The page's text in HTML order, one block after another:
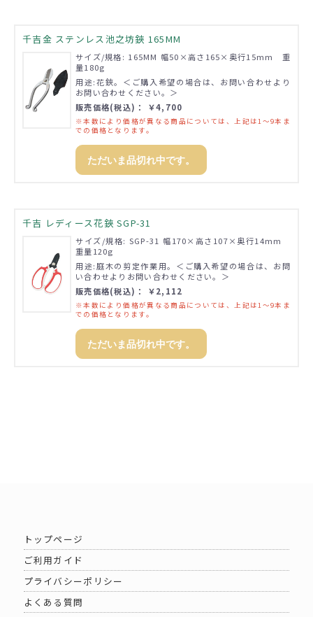
千吉金 ステンレス池之坊鋏 165MM
サイズ/規格: 165MM 幅50×高さ165×奥行15mm 重
量180g
用途:花鋏。＜ご購入希望の場合は、お問い合わせより
お問い合わせください。＞
販売価格(税込)： ￥4,700
※本数により価格が異なる商品については、上記は1～9本ま
での価格となります。
ただいま品切れ中です。
千吉 レディース花鋏 SGP-31
サイズ/規格: SGP-31 幅170×高さ107×奥行14mm
重量120g
用途:庭木の剪定作業用。＜ご購入希望の場合は、お問
い合わせよりお問い合わせください。＞
販売価格(税込)： ￥2,112
※本数により価格が異なる商品については、上記は1～9本ま
での価格となります。
ただいま品切れ中です。
トップページ
ご利用ガイド
プライバシーポリシー
よくある質問